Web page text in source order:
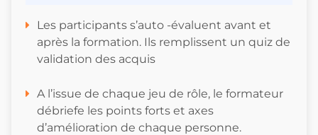
Les participants s’auto -évaluent avant et
après la formation. Ils remplissent un quiz de
validation des acquis
A l’issue de chaque jeu de rôle, le formateur
débriefe les points forts et axes
d’amélioration de chaque personne.